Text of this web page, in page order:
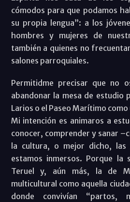
cómodos para que podamos
su propia lengua”: a los
hombres y mujeres de
también a quienes no
salones parroquiales.
Permitidme precisar que no
abandonar la mesa de estudio
Larios o el Paseo Marítimo
Mi intención es animaros a
conocer, comprender y sanar
la cultura, o mejor dicho,
estamos inmersos. Porque la
Teruel y, aún más, la de
multicultural como aquella
donde convivían “partos,